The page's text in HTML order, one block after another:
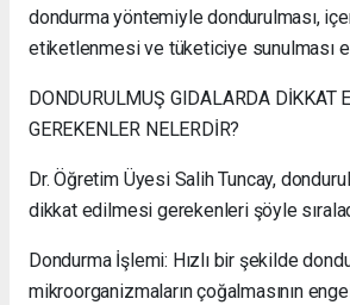
dondurma yöntemiyle dondurulması,
etiketlenmesi ve tüketiciye sunulması
DONDURULMUŞ GIDALARDA DİKKAT
GEREKENLER NELERDİR?
Dr. Öğretim Üyesi Salih Tuncay,
dikkat edilmesi gerekenleri şöyle
Dondurma İşlemi: Hızlı bir şekilde
mikroorganizmaların çoğalmasının